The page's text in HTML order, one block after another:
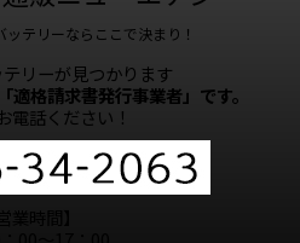
テリーならここで決まり！
リーが見つかります
格請求書発行事業者」です。
電話ください！